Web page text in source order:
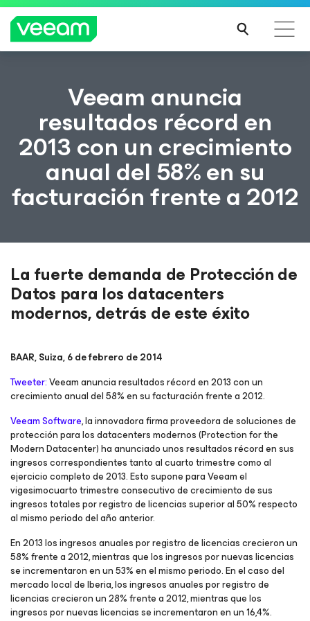
Guía de Veeam para los clientes afectados por la
actualización de contenido de CrowdStrike
INFO
RMA
Veeam anuncia
resultados récord en
2013 con un crecimiento
anual del 58% en su
facturación frente a 2012
La fuerte demanda de Protección de
Datos para los datacenters
modernos, detrás de este éxito
BAAR, Suiza, 6 de febrero de 2014
Tweeter:Veeam anuncia resultados récord en 2013 con un
crecimiento anual del 58% en su facturación frente a 2012.
Veeam Software, la innovadora firma proveedora de soluciones de
protección para los datacenters modernos (Protection for the
Modern Datacenter) ha anunciado unos resultados récord en sus
ingresos correspondientes tanto al cuarto trimestre como al
ejercicio completo de 2013. Esto supone para Veeam el
vigesimocuarto trimestre consecutivo de crecimiento de sus
ingresos totales por registro de licencias superior al 50% respecto
al mismo periodo del año anterior.
En 2013 los ingresos anuales por registro de licencias crecieron un
58% frente a 2012, mientras que los ingresos por nuevas licencias
se incrementaron en un 53% en el mismo periodo. En el caso del
mercado local de Iberia, los ingresos anuales por registro de
licencias crecieron un 28% frente a 2012, mientras que los
ingresos por nuevas licencias se incrementaron en un 16,4%.